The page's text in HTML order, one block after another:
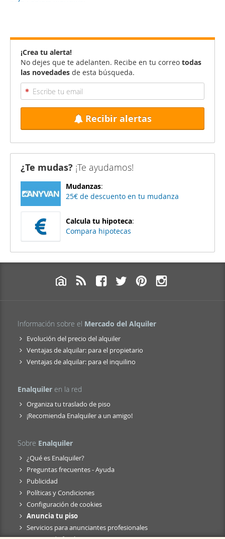
¡Crea tu alerta!
No dejes que te adelanten. Recibe en tu correo todas
las novedades de esta búsqueda.
Recibir alertas
¿Te mudas? ¡Te ayudamos!
Mudanzas:
25€ de descuento en tu mudanza
Calcula tu hipoteca:
Compara hipotecas
Información sobre el Mercado del Alquiler
Evolución del precio del alquiler
Ventajas de alquilar: para el propietario
Ventajas de alquilar: para el inquilino
Enalquiler en la red
Organiza tu traslado de piso
¡Recomienda Enalquiler a un amigo!
Sobre Enalquiler
¿Qué es Enalquiler?
Preguntas frecuentes - Ayuda
Publicidad
Políticas y Condiciones
Configuración de cookies
Anuncia tu piso
Servicios para anunciantes profesionales